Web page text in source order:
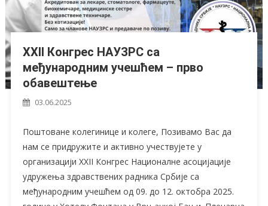
XXII Конгрес НАУЗРС са
међународним учешћем – прво
обавештење
03.06.2025
Поштоване колегинице и колеге, Позивамо Вас да
нам се придружите и активно учествујете у
организацији XXII Конгрес Националне асоцијације
удружења здравствених радника Србије са
међународним учешћем од 09. до 12. октобра 2025.